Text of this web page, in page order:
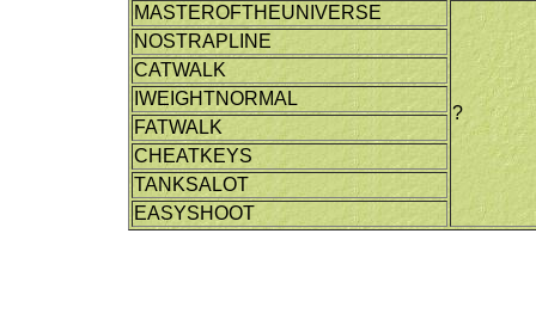
MASTEROFTHEUNIVERSE
?
NOSTRAPLINE
CATWALK
IWEIGHTNORMAL
FATWALK
CHEATKEYS
TANKSALOT
EASYSHOOT